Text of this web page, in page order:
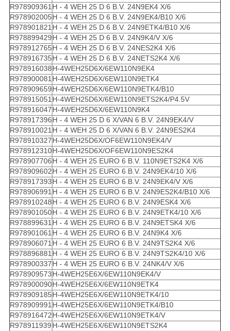
R978909361H - 4 WEH 25 D 6 B.V. 24N9EK4 X/6
R978902005H - 4 WEH 25 D 6 B.V. 24N9EK4/B10 X/6
R978901821H - 4 WEH 25 D 6 B.V. 24N9ETK4/B10 X/6
R978899429H - 4 WEH 25 D 6 B.V. 24N9K4/V X/6
R978912765H - 4 WEH 25 D 6 B.V. 24NES2K4 X/6
R978916735H - 4 WEH 25 D 6 B.V. 24NETS2K4 X/6
R978916038H-4WEH25D6X/6EW110N9EK4
R978900081H-4WEH25D6X/6EW110N9ETK4
R978909659H-4WEH25D6X/6EW110N9ETK4/B10
R978915051H-4WEH25D6X/6EW110N9ETS2K4/P4.5V
R978916047H-4WEH25D6X/6EW110N9K4
R978917396H - 4 WEH 25 D 6 X/VAN 6 B.V. 24N9EK4/V
R978910021H - 4 WEH 25 D 6 X/VAN 6 B.V. 24N9ES2K4
R978910327H-4WEH25D6X/OF6EW110N9EK4/V
R978912310H-4WEH25D6X/OF6EW110N9ES2K4
R978907706H - 4 WEH 25 EURO 6 B.V. 110N9ETS2K4 X/6
R978909602H - 4 WEH 25 EURO 6 B.V. 24N9EK4/10 X/6
R978917393H - 4 WEH 25 EURO 6 B.V. 24N9EK4/V X/6
R978906991H - 4 WEH 25 EURO 6 B.V. 24N9ES2K4/B10 X/6
R978910248H - 4 WEH 25 EURO 6 B.V. 24N9ESK4 X/6
R978901050H - 4 WEH 25 EURO 6 B.V. 24N9ETK4/10 X/6
R978899631H - 4 WEH 25 EURO 6 B.V. 24N9ETSK4 X/6
R978901061H - 4 WEH 25 EURO 6 B.V. 24N9K4 X/6
R978906071H - 4 WEH 25 EURO 6 B.V. 24N9TS2K4 X/6
R978896881H - 4 WEH 25 EURO 6 B.V. 24N9TS2K4/10 X/6
R978900337H - 4 WEH 25 EURO 6 B.V. 24NK4/V X/6
R978909573H-4WEH25E6X/6EW110N9EK4/V
R978900090H-4WEH25E6X/6EW110N9ETK4
R978909185H-4WEH25E6X/6EW110N9ETK4/10
R978909991H-4WEH25E6X/6EW110N9ETK4/B10
R978916472H-4WEH25E6X/6EW110N9ETK4/V
R978911939 H-4WEH25E6X/6EW110N9ETS2K4